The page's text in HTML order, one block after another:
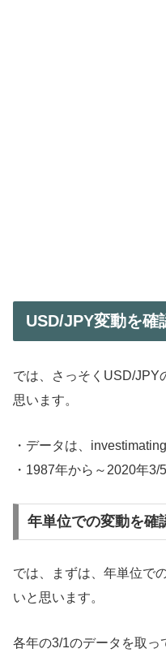
USD/JPY変動を確
では、さっそくUSD/JPY
思います。
・データは、
・1987年から～2020年3/
年単位での変動を確
では、まずは、年単位で
いと思います。
各年の3/1のデータを取っ